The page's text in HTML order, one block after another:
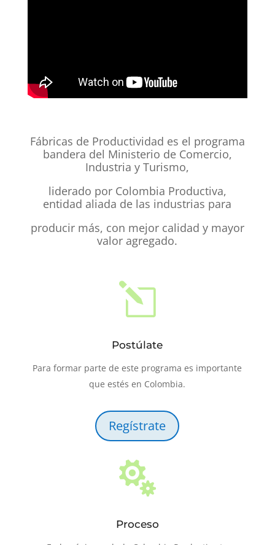
Fábricas de Productividad es el programa
bandera del Ministerio de Comercio,
Industria y Turismo,
liderado por Colombia Productiva,
entidad aliada de las industrias para
producir más, con mejor calidad y mayor
valor agregado.
l
Postúlate
Para formar parte de este programa es importante
que estés en Colombia.
Regístrate

Proceso